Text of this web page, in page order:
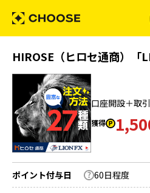
HIROSE（ヒロセ通商）「
口座開設＋取
獲得
ポイント付与日 60日程度